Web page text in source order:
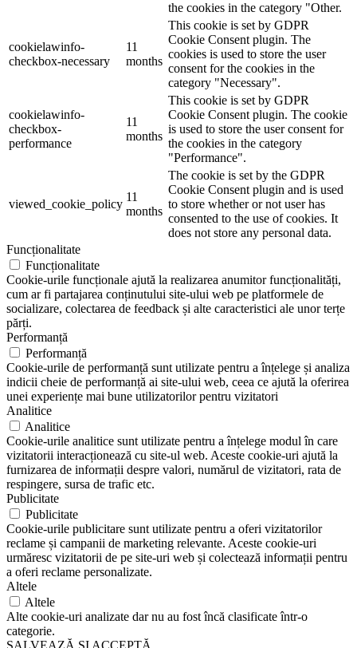
the cookies in the category "Other.
cookielawinfo-
checkbox-necessary
11
months
This cookie is set by GDPR
Cookie Consent plugin. The
cookies is used to store the user
consent for the cookies in the
category "Necessary".
cookielawinfo-
checkbox-
performance
11
months
This cookie is set by GDPR
Cookie Consent plugin. The cookie
is used to store the user consent for
the cookies in the category
"Performance".
viewed_cookie_policy
11
months
The cookie is set by the GDPR
Cookie Consent plugin and is used
to store whether or not user has
consented to the use of cookies. It
does not store any personal data.
Funcționalitate
Funcționalitate
Cookie-urile funcționale ajută la realizarea anumitor funcționalități,
cum ar fi partajarea conținutului site-ului web pe platformele de
socializare, colectarea de feedback și alte caracteristici ale unor terțe
părți.
Performanță
Performanță
Cookie-urile de performanță sunt utilizate pentru a înțelege și analiza
indicii cheie de performanță ai site-ului web, ceea ce ajută la oferirea
unei experiențe mai bune utilizatorilor pentru vizitatori
Analitice
Analitice
Cookie-urile analitice sunt utilizate pentru a înțelege modul în care
vizitatorii interacționează cu site-ul web. Aceste cookie-uri ajută la
furnizarea de informații despre valori, numărul de vizitatori, rata de
respingere, sursa de trafic etc.
Publicitate
Publicitate
Cookie-urile publicitare sunt utilizate pentru a oferi vizitatorilor
reclame și campanii de marketing relevante. Aceste cookie-uri
urmăresc vizitatorii de pe site-uri web și colectează informații pentru
a oferi reclame personalizate.
Altele
Altele
Alte cookie-uri analizate dar nu au fost încă clasificate într-o
categorie.
SALVEAZĂ ȘI ACCEPTĂ